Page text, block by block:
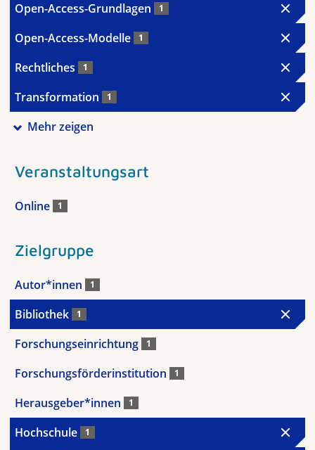
Open-Access-Grundlagen 1
Open-Access-Modelle 1
Rechtliches 1
Transformation 1
Mehr zeigen
Veranstaltungsart
Online 1
Zielgruppe
Autor*innen 1
Bibliothek 1
Forschungseinrichtung 1
Forschungsförderinstitution 1
Herausgeber*innen 1
Hochschule 1